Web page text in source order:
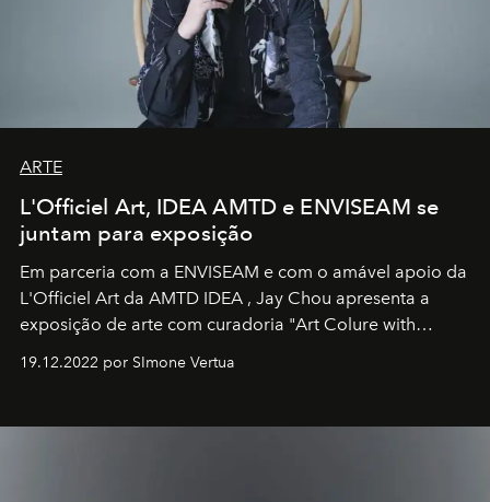
ARTE
L'Officiel Art, IDEA AMTD e ENVISEAM se
juntam para exposição
Em parceria com a ENVISEAM e com o amável apoio da
L'Officiel Art da AMTD IDEA , Jay Chou apresenta a
exposição de arte com curadoria "Art Colure with
19.12.2022 por SImone Vertua